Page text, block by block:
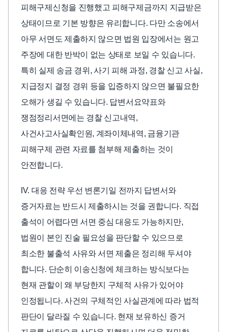
피해구제신청을 진행했고 피해구제금까지 지급받은
상태이므로 기본 방향은 유리합니다. 다만 소송에서
아무 서면도 제출하지 않으면 법원 입장에서는 원고
주장에 대한 반박이 없는 상태로 보일 수 있습니다.
특히 실제 송금 경위, 사기 피해 과정, 경찰 신고 사실,
지급정지 결정 경위 등을 입증하지 않으면 불필요한
오해가 생길 수 있습니다. 답변서요약표와
쟁점정리서면에는 경찰 신고내역,
사건사고사실확인원, 계좌이체내역, 금융기관
피해구제 관련 자료를 첨부해 제출하는 것이
안전합니다.
IV. 대응 전략 우선 변론기일 전까지 답변서와
증거자료는 반드시 제출하시는 것을 권합니다. 직접
출석이 어렵다면 서면 중심 대응도 가능하지만,
법원이 본인 진술 필요성을 판단할 수 있으므로
최소한 불출석 사유와 서면 제출은 정리해 두셔야
합니다. 단순히 이송신청에 체크하는 방식보다는
현재 관할이 왜 부당한지 구체적 사유가 있어야
인정됩니다. 사건의 구체적인 사실관계에 따라 법적
판단이 달라질 수 있습니다. 현재 보유하신 증거